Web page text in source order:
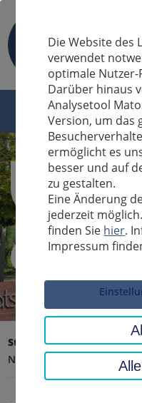
Sucheingabe
Startseite
Nachrichten
Die Website des
verwendet
optimale
Darüber hinaus
Analysetool
Version, um das
ermöglicht es
besser und auf
zu gestalten.
Eine Änderung
jederzeit
finden Sie hier.
Impressum